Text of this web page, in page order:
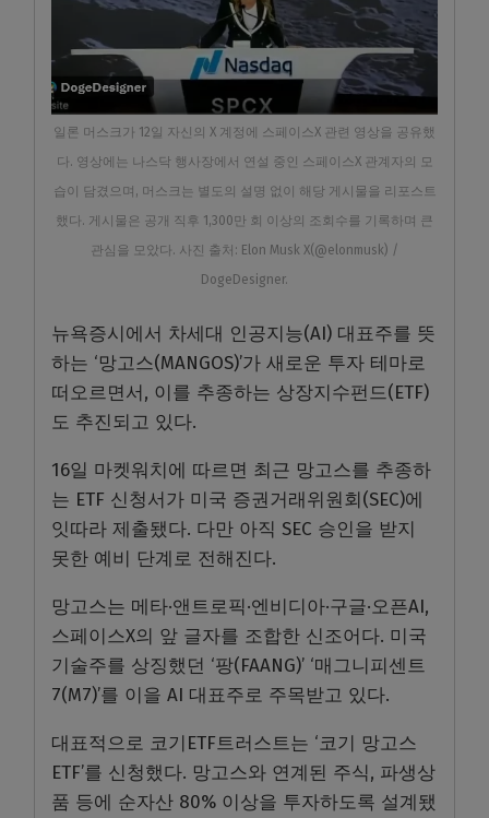
일론 머스크가 12일 자신의 X 계정에 스페이스X 관련 영상을 공유했
다. 영상에는 나스닥 행사장에서 연설 중인 스페이스X 관계자의 모
습이 담겼으며, 머스크는 별도의 설명 없이 해당 게시물을 리포스트
했다. 게시물은 공개 직후 1,300만 회 이상의 조회수를 기록하며 큰
관심을 모았다. 사진 출처: Elon Musk X(@elonmusk) /
DogeDesigner.
뉴욕증시에서 차세대 인공지능(AI) 대표주를 뜻
하는 ‘망고스(MANGOS)’가 새로운 투자 테마로
떠오르면서, 이를 추종하는 상장지수펀드(ETF)
도 추진되고 있다.
16일 마켓워치에 따르면 최근 망고스를 추종하
는 ETF 신청서가 미국 증권거래위원회(SEC)에
잇따라 제출됐다. 다만 아직 SEC 승인을 받지
못한 예비 단계로 전해진다.
망고스는 메타·앤트로픽·엔비디아·구글·오픈AI,
스페이스X의 앞 글자를 조합한 신조어다. 미국
기술주를 상징했던 ‘팡(FAANG)’ ‘매그니피센트
7(M7)’를 이을 AI 대표주로 주목받고 있다.
대표적으로 코기ETF트러스트는 ‘코기 망고스
ETF’를 신청했다. 망고스와 연계된 주식, 파생상
품 등에 순자산 80% 이상을 투자하도록 설계됐